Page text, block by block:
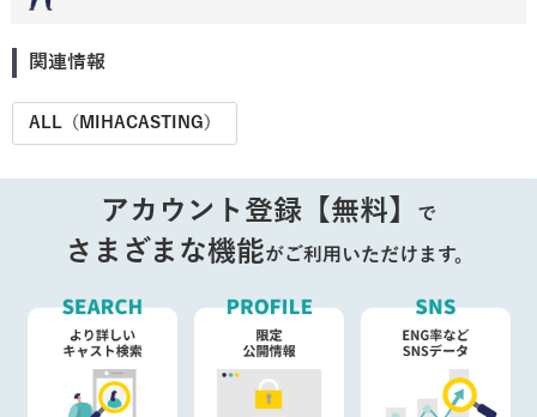
関連情報
ALL（MIHACASTING）
アカウント登録【無料】 で
さまざまな機能がご利用いただけます。